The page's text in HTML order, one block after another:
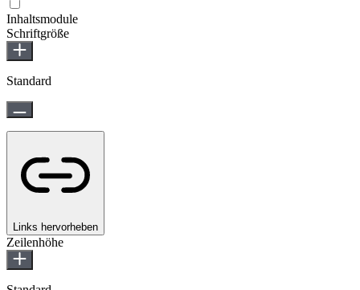
Inhaltsmodule
Schriftgröße
Standard
Links hervorheben
Zeilenhöhe